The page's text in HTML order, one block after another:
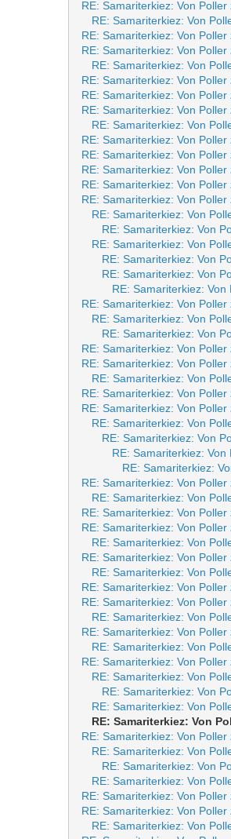
RE: Samariterkiez: Von
RE: Samariterkiez: Von
RE: Samariterkiez: Von
RE: Samariterkiez: Von
RE: Samariterkiez: Von
RE: Samariterkiez: Von
RE: Samariterkiez: Von
RE: Samariterkiez: Von
RE: Samariterkiez: Von
RE: Samariterkiez: Von
RE: Samariterkiez: Von
RE: Samariterkiez: Von
RE: Samariterkiez: Von
RE: Samariterkiez: Von
RE: Samariterkiez: Von
RE: Samariterkiez: Von
RE: Samariterkiez: Von
RE: Samariterkiez: Von
RE: Samariterkiez: Von
RE: Samariterkiez:
RE: Samariterkiez: Von
RE: Samariterkiez: Von
RE: Samariterkiez: Von
RE: Samariterkiez: Von
RE: Samariterkiez: Von
RE: Samariterkiez: Von
RE: Samariterkiez: Von
RE: Samariterkiez: Von
RE: Samariterkiez: Von
RE: Samariterkiez: Von
RE: Samariterkiez:
RE: Samariterkiez:
RE: Samariterkiez: Von
RE: Samariterkiez: Von
RE: Samariterkiez: Von
RE: Samariterkiez: Von
RE: Samariterkiez: Von
RE: Samariterkiez: Von
RE: Samariterkiez: Von
RE: Samariterkiez: Von
RE: Samariterkiez: Von
RE: Samariterkiez: Von
RE: Samariterkiez: Von
RE: Samariterkiez: Von
RE: Samariterkiez: Von
RE: Samariterkiez: Von
RE: Samariterkiez: Von
RE: Samariterkiez: Von
RE: Samariterkiez: Von
RE: Samariterkiez: Von
RE: Samariterkiez: Von
RE: Samariterkiez: Von
RE: Samariterkiez: Von
RE: Samariterkiez: Von
RE: Samariterkiez: Von
RE: Samariterkiez: Von